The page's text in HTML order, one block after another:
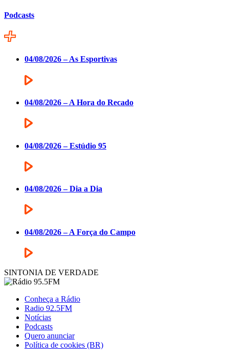
Podcasts
04/08/2026 – As Esportivas
04/08/2026 – A Hora do Recado
04/08/2026 – Estúdio 95
04/08/2026 – Dia a Dia
04/08/2026 – A Força do Campo
SINTONIA DE VERDADE
Conheça a Rádio
Radio 92.5FM
Notícias
Podcasts
Quero anunciar
Política de cookies (BR)